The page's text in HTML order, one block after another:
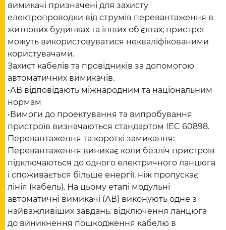
вимикачі призначені для захисту
електропроводки від струмів перевантаження в
житлових будинках та інших об'єктах; пристрої
можуть використовуватися некваліфікованими
користувачами.
Захист кабелів та провідників за допомогою
автоматичних вимикачів.
•АВ відповідають міжнародним та національним
нормам
•Вимоги до проектування та випробування
пристроїв визначаються стандартом IEC 60898.
Перевантаження та короткі замикання:
Перевантаження виникає коли безліч пристроїв
підключаються до одного електричного ланцюга
і споживається більше енергії, ніж пропускає
лінія (кабель). На цьому етапі модульні
автоматичні вимикачі (АВ) виконують одне з
найважливіших завдань: відключення ланцюга
до виникнення пошкодження кабелю в